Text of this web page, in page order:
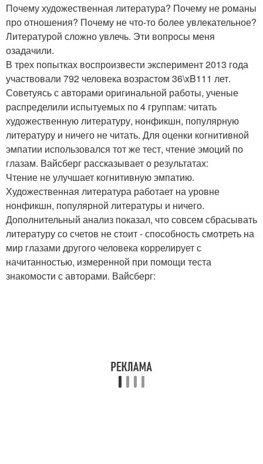
Почему художественная литература? Почему не романы
про отношения? Почему не что-то более увлекательное?
Литературой сложно увлечь. Эти вопросы меня
озадачили.
В трех попытках воспроизвести эксперимент 2013 года
участвовали 792 человека возрастом 36\xB111 лет.
Советуясь с авторами оригинальной работы, ученые
распределили испытуемых по 4 группам: читать
художественную литературу, нонфикшн, популярную
литературу и ничего не читать. Для оценки когнитивной
эмпатии использовался тот же тест, чтение эмоций по
глазам. Вайсберг рассказывает о результатах:
Чтение не улучшает когнитивную эмпатию.
Художественная литература работает на уровне
нонфикшн, популярной литературы и ничего.
Дополнительный анализ показал, что совсем сбрасывать
литературу со счетов не стоит - способность смотреть на
мир глазами другого человека коррелирует с
начитанностью, измеренной при помощи теста
знакомости с авторами. Вайсберг: